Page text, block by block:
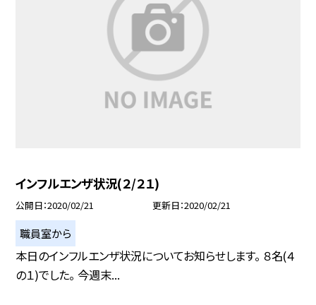
インフルエンザ状況(２/２１)
公開日 2020/02/21 更新日 2020/02/21
職員室から
本日のインフルエンザ状況についてお知らせします。 ８名(４
の１)でした。 今週末...